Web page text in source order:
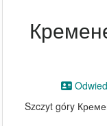
Szczyt góry